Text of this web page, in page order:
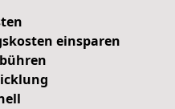
einsparen